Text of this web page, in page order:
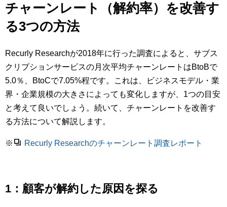
チャーンレート（解約率）を改善す
る3つの方法
Recurly Researchが2018年に行った調査によると、サブス
クリプションサービスの月次平均チャーンレートはBtoBで
5.0％、BtoCで7.05%程です。これは、ビジネスモデル・業
界・企業規模の大きさによっても変化しますが、1つの目安
と考えて良いでしょう。続いて、チャーンレートを改善す
る方法について解説します。
※ Recurly Researchのチャーンレート調査レポート
1：顧客が解約した原因を探る